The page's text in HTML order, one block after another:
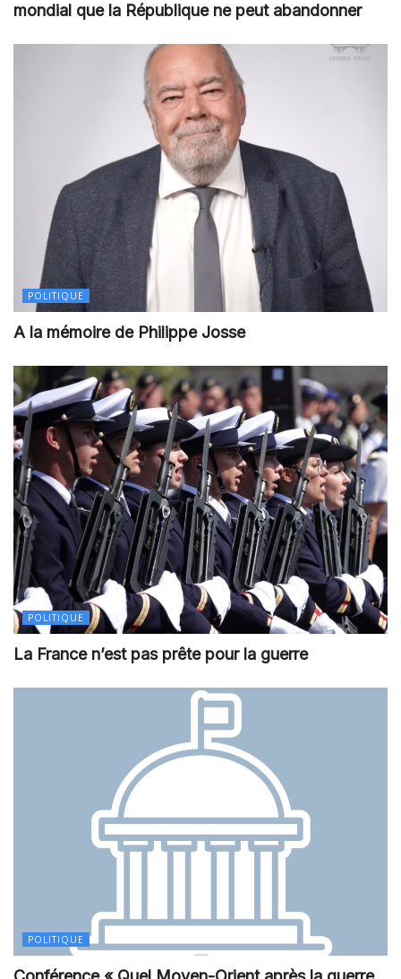
mondial que la République ne peut abandonner
POLITIQUE
A la mémoire de Philippe Josse
POLITIQUE
La France n’est pas prête pour la guerre
POLITIQUE